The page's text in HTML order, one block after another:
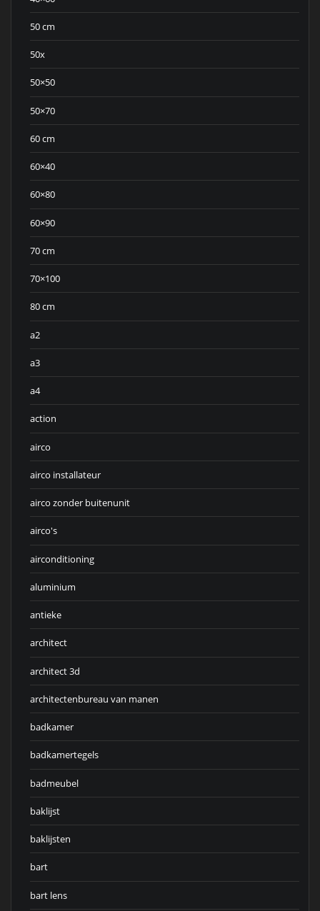
50 cm
50x
50×50
50×70
60 cm
60×40
60×80
60×90
70 cm
70×100
80 cm
a2
a3
a4
action
airco
airco installateur
airco zonder buitenunit
airco's
airconditioning
aluminium
antieke
architect
architect 3d
architectenbureau van manen
badkamer
badkamertegels
badmeubel
baklijst
baklijsten
bart
bart lens